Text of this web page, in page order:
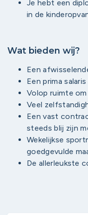
Je hebt een
in de
Wat bieden wij?
Een
Een prima
Volop ruimte
Veel
Een vast
steeds blij zijn
Wekelijkse
goedgevulde
De allerleukste